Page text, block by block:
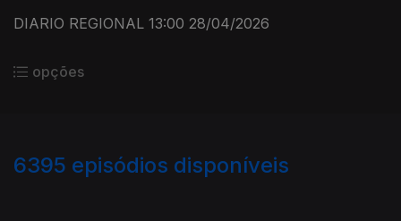
DIARIO REGIONAL 13:00 28/04/2026
opções
6395 episódios disponíveis